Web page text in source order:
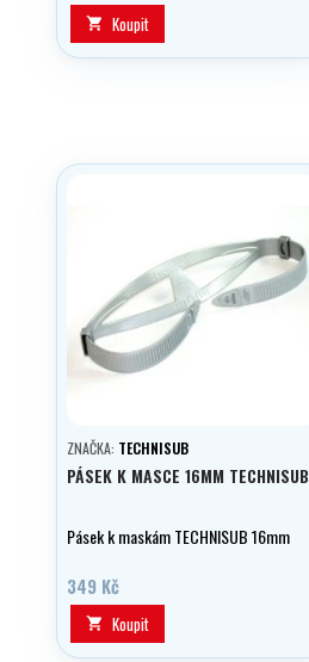
 Koupit
ZNAČKA: TECHNISUB
PÁSEK K MASCE 16MM TECHNISUB
Pásek k maskám TECHNISUB 16mm
349 Kč
 Koupit